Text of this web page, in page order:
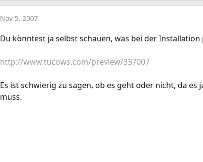
Nov 5, 2007
Du könntest ja selbst schauen, was bei der Installation
http://www.tucows.com/preview/337007
Es ist schwierig zu sagen, ob es geht oder nicht, da
muss.